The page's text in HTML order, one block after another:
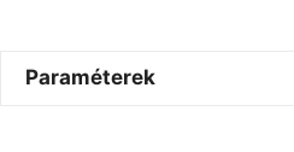
Paraméterek